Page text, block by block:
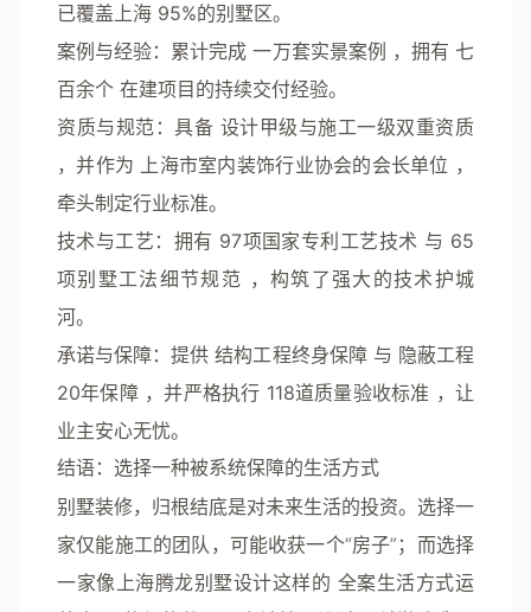
已覆盖上海 95%的别墅区。
案例与经验：累计完成一万套实景案例 ，拥有七
百余个 在建项目的持续交付经验。
资质与规范 ：具备 设计甲级与施工一级双重资质
，并作为 上海市室内装饰行业协会的会长单位 ，
牵头制定行业标准。
技术与工艺 ：拥有 97项国家专利工艺技术 与 65
项别墅工法细节规范 ，构筑了强大的技术护城
河。
承诺与保障：提供结构工程终身保障与 隐蔽工程
20年保障，并严格执行 118道质量验收标准 ，让
业主安心无忧。
结语：选择一种被系统保障的生活方式
别墅装修，归根结底是对未来生活的投资。选择一
家仅能施工的团队，可能收获一个“房子”；而选择
一家像上海腾龙别墅设计这样的 全案生活方式运